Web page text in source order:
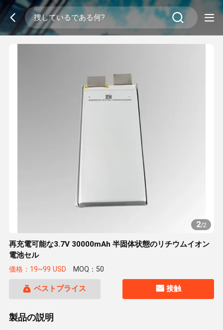
2/2
再充電可能な3.7V 30000mAh 半固体状態のリチウムイオン
電池セル
価格：19~99 USD MOQ：50
ベストプライス 接触
製品の説明